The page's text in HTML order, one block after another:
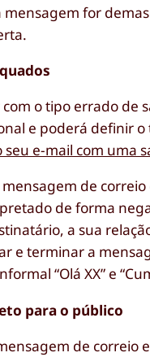
mensagem for
com o tipo errado
e poderá definir
seu e-mail com uma
mensagem de
de forma
a sua
e terminar a
“Olá XX” e
para o público
de correio